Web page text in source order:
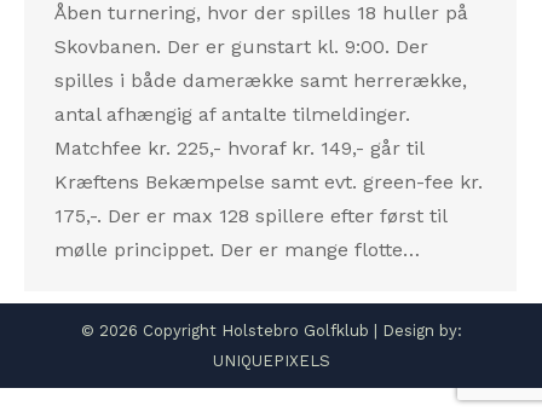
Åben turnering, hvor der spilles 18 huller på
Skovbanen. Der er gunstart kl. 9:00. Der
spilles i både damerække samt herrerække,
antal afhængig af antalte tilmeldinger.
Matchfee kr. 225,- hvoraf kr. 149,- går til
Kræftens Bekæmpelse samt evt. green-fee kr.
175,-. Der er max 128 spillere efter først til
mølle princippet. Der er mange flotte…
© 2026 Copyright Holstebro Golfklub | Design by:
UNIQUEPIXELS